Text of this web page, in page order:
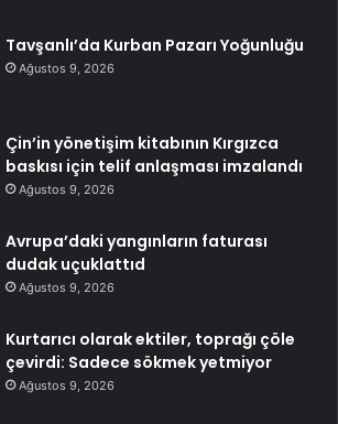
Tavşanlı’da Kurban Pazarı Yoğunluğu
Ağustos 9, 2026
Çin’in yönetişim kitabının Kırgızca
baskısı için telif anlaşması imzalandı
Ağustos 9, 2026
Avrupa’daki yangınların faturası
dudak uçuklattıd
Ağustos 9, 2026
Kurtarıcı olarak ektiler, toprağı çöle
çevirdi: Sadece sökmek yetmiyor
Ağustos 9, 2026